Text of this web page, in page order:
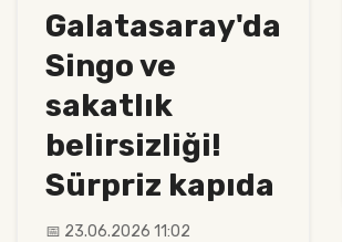
Galatasaray'da
Singo ve
sakatlık
belirsizliği!
Sürpriz kapıda
📅 23.06.2026 11:02